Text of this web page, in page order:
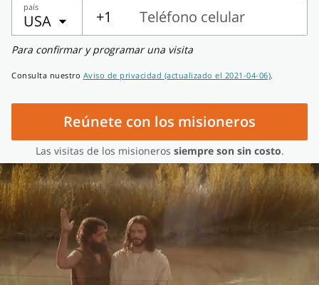
país
USA +1
Teléfono celular
Teléfono
celular
Para confirmar y programar una visita
Consulta nuestro Aviso de privacidad (actualizado el 2021-04-06).
Las visitas de los misioneros siempre son sin costo.
Reúnete con los misioneros